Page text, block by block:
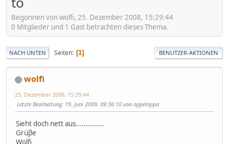
Begonnen von wolfi, 25. Dezember 2008, 15:29:44
0 Mitglieder und 1 Gast betrachten dieses Thema.
NACH UNTEN Seiten 1 BENUTZER-AKTIONEN
wolfi
25. Dezember 2008, 15:29:44
Letzte Bearbeitung: 19. Juni 2009, 09:36:10 von oppeloppa
Sieht doch nett aus..............
Grüβe
Wolfi